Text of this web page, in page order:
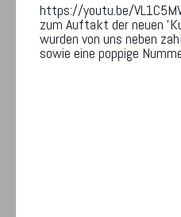
https://youtu.be/
zum Auftakt der neuen
wurden von uns neben
sowie eine poppige